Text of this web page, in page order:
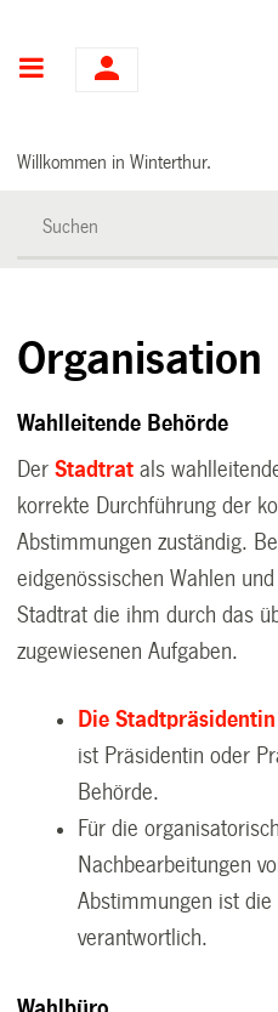
Hauptnavigation
Willkommen in Winterthur.
Organisation
Wahlleitende Behörde
DerStadtratals
korrekte Durchführung der
Abstimmungen zuständig.
eidgenössischen Wahlen
Stadtrat die ihm durch das
zugewiesenen Aufgaben.
Die
ist Präsidentin oder
Behörde.
Für die
Nachbearbeitungen
Abstimmungen ist die
verantwortlich.